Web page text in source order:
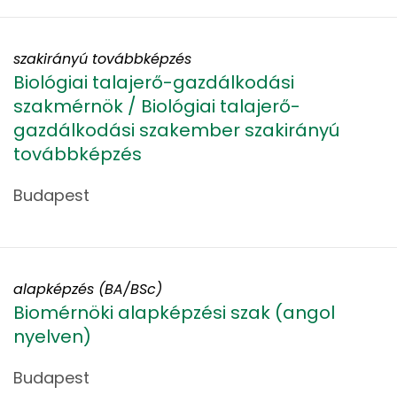
Biológiai talajerő-gazdálkodási
szakmérnök / Biológiai talajerő-
gazdálkodási szakember szakirányú
továbbképzés
Budapest
szakirányú továbbképzés
Biomérnöki alapképzési szak (angol
nyelven)
Budapest
alapképzés (BA/BSc)